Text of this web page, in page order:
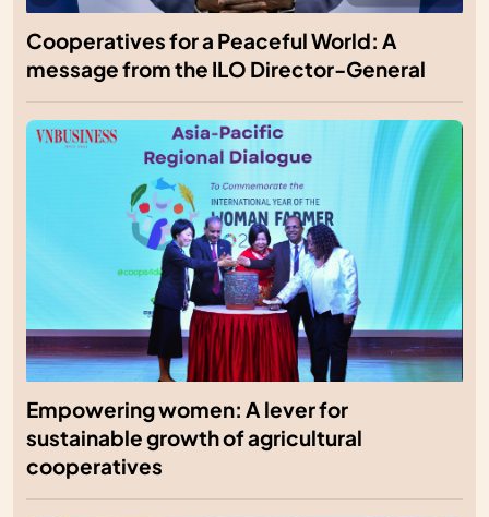
Cooperatives for a Peaceful World: A
message from the ILO Director-General
Empowering women: A lever for
sustainable growth of agricultural
cooperatives